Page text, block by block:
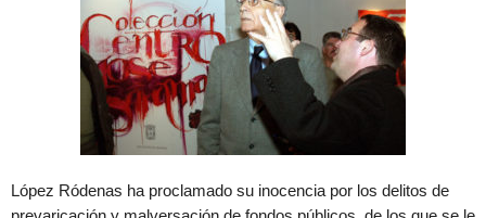
López Ródenas ha proclamado su inocencia por los delitos de